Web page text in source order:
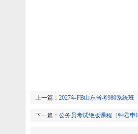
上一篇： 2027年FB山东省考980系统班
下一篇： 公务员考试绝版课程（钟君申